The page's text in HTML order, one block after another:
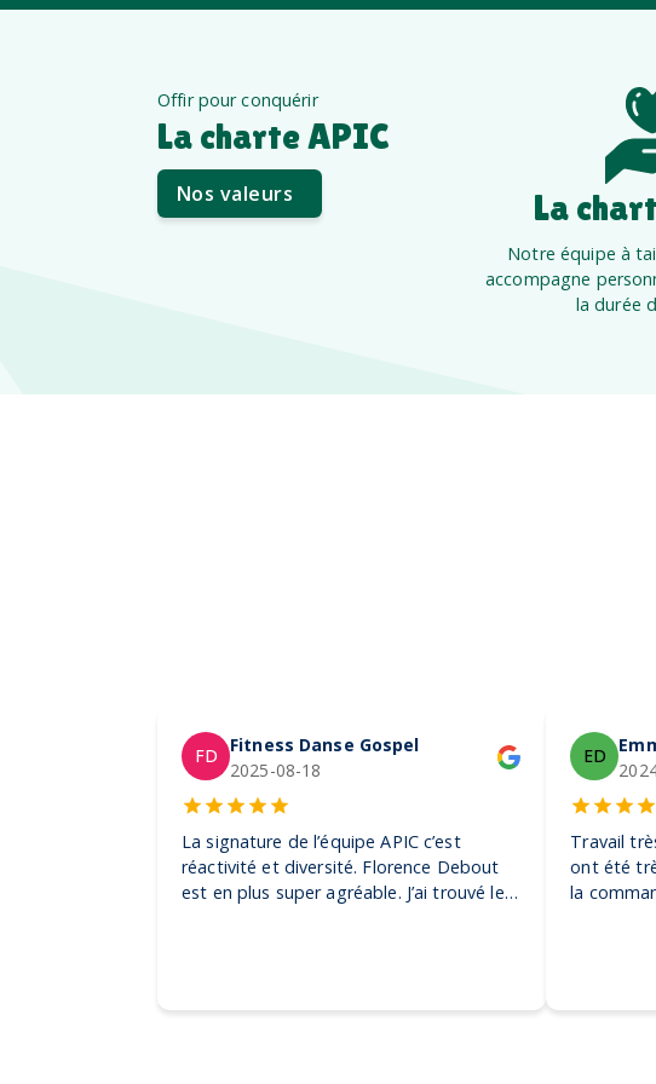
Offir pour conquérir
La charte APIC
Nos valeurs La
Notre équipe à
accompagne
la durée
FD
Fitness Danse Gospel
2025-08-18
La signature de l’équipe APIC c’est
réactivité et diversité. Florence Debout
est en plus super agréable. J’ai trouvé les
ED
Travail
ont été
la